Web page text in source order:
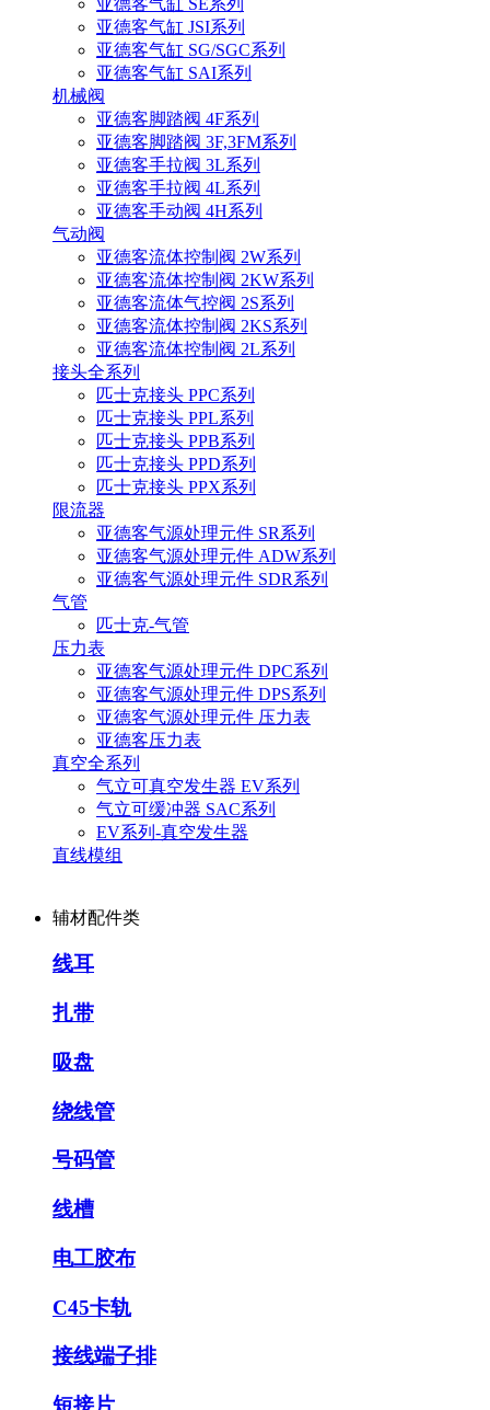
亚德客气缸 JSI系列
亚德客气缸 SG/SGC系列
亚德客气缸 SAI系列
机械阀
亚德客脚踏阀 4F系列
亚德客脚踏阀 3F,3FM系列
亚德客手拉阀 3L系列
亚德客手拉阀 4L系列
亚德客手动阀 4H系列
气动阀
亚德客流体控制阀 2W系列
亚德客流体控制阀 2KW系列
亚德客流体气控阀 2S系列
亚德客流体控制阀 2KS系列
亚德客流体控制阀 2L系列
接头全系列
匹士克接头 PPC系列
匹士克接头 PPL系列
匹士克接头 PPB系列
匹士克接头 PPD系列
匹士克接头 PPX系列
限流器
亚德客气源处理元件 SR系列
亚德客气源处理元件 ADW系列
亚德客气源处理元件 SDR系列
气管
匹士克-气管
压力表
亚德客气源处理元件 DPC系列
亚德客气源处理元件 DPS系列
亚德客气源处理元件 压力表
亚德客压力表
真空全系列
气立可真空发生器 EV系列
气立可缓冲器 SAC系列
EV系列-真空发生器
直线模组
辅材配件类
线耳
扎带
吸盘
绕线管
号码管
线槽
电工胶布
C45卡轨
接线端子排
短接片